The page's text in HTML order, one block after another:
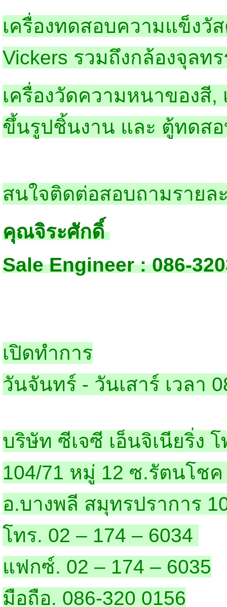
เครื่องทดสอบความแข็งวั
Vickers รวมถึงกล้องจุลท
เครื่องวัดความหนาของสี,
ขึ้นรูปชิ้นงาน และ ตู้ทดส
สนใจติดต่อสอบถามรายล
คุณจิระศักดิ์
Sale Engineer : 086-
เปิดทำการ
วันจันทร์ - วันเสาร์ เวลา
บริษัท ซีเจซี เอ็นจิเนียริ่ง
104/71 หมู่ 12 ซ.รัตนโช
อ.บางพลี สมุทรปราการ
โทร. 02 – 174 – 6034
แฟกซ์. 02 – 174 – 6035
มือถือ. 086-320 0156